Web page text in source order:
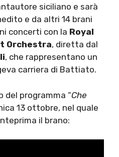
siciliano e sarà
e da altri 14 brani
concerti con la Royal
Orchestra, diretta dal
, che rappresentano un
carriera di Battiato.
del programma “Che
13 ottobre, nel quale
il brano: